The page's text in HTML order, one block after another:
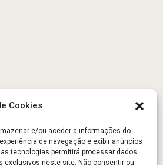
Cookies
e/ou aceder a informações do
de navegação e exibir anúncios
tecnologias permitirá processar dados
exclusivos neste site. Não consentir ou